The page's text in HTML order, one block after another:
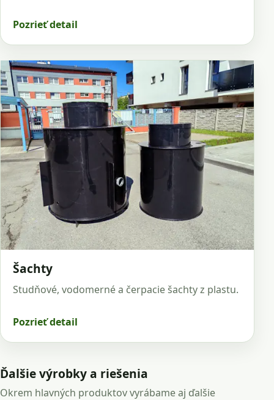
Pozrieť detail
Šachty
Studňové, vodomerné a čerpacie šachty z plastu.
Pozrieť detail
Ďalšie výrobky a riešenia
Okrem hlavných produktov vyrábame aj ďalšie